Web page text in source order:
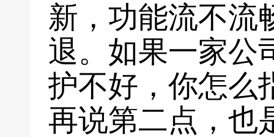
新，功能流不流
退。如果一家公
护不好，你怎么
再说第二点，